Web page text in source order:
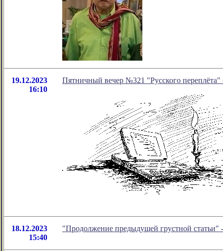
19.12.2023
16:10
Пятничный вечер №321 "Русского переплёта"
18.12.2023
15:40
"Продолжение предыдущей грустной